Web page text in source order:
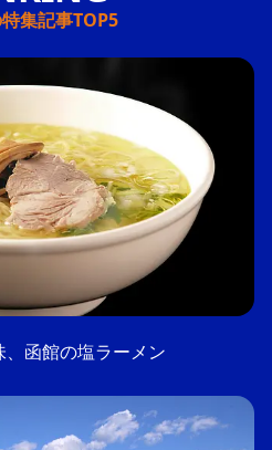
集記事TOP5
函館の塩ラーメン